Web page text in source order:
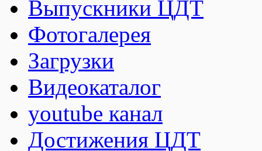
Выпускники ЦДТ
Фотогалерея
Загрузки
Видеокаталог
youtube канал
Достижения ЦДТ